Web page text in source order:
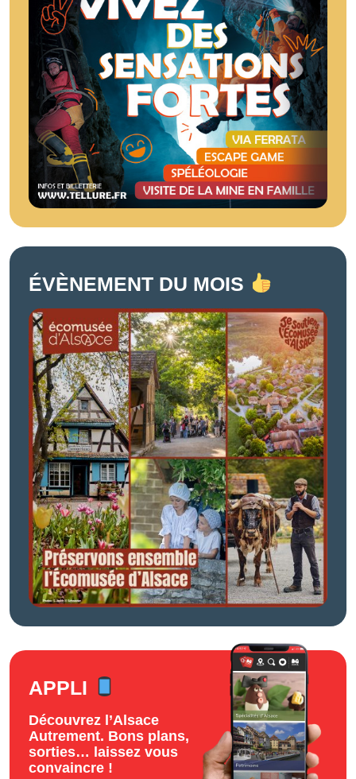
ÉVÈNEMENT DU MOIS
APPLI
Découvrez l’Alsace
Autrement. Bons plans,
sorties… laissez vous
convaincre !